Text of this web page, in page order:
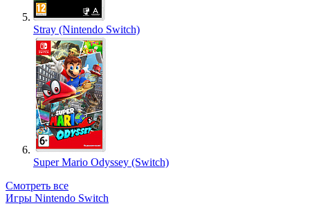
Stray (Nintendo Switch)
Super Mario Odyssey (Switch)
Смотреть все
Игры Nintendo Switch